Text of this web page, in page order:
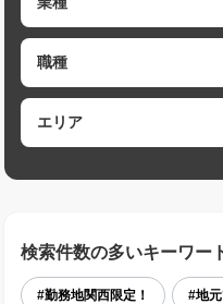
検索件数の多いキーワー
#勤務地関西限定！ #地